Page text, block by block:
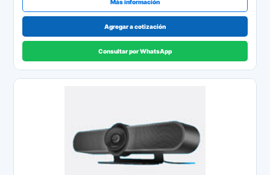
Más información
Agregar a cotización
Consultar por WhatsApp